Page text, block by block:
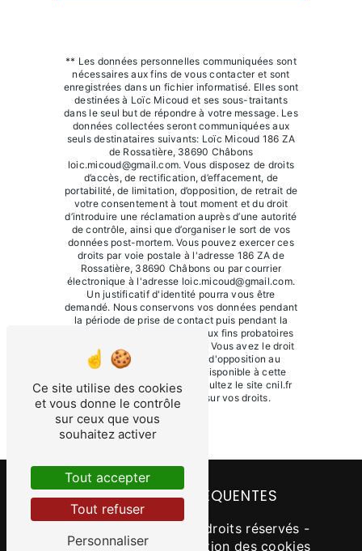
** Les données personnelles communiquées sont
nécessaires aux fins de vous contacter et sont
enregistrées dans un fichier informatisé. Elles sont
destinées à Loïc Micoud et ses sous-traitants
dans le seul but de répondre à votre message. Les
données collectées seront communiquées aux
seuls destinataires suivants: Loïc Micoud 186 ZA
de Rossatière, 38690 Châbons
loic.micoud@gmail.com. Vous disposez de droits
d’accès, de rectification, d’effacement, de
portabilité, de limitation, d’opposition, de retrait de
votre consentement à tout moment et du droit
d’introduire une réclamation auprès d’une autorité
de contrôle, ainsi que d’organiser le sort de vos
données post-mortem. Vous pouvez exercer ces
droits par voie postale à l'adresse 186 ZA de
Rossatière, 38690 Châbons ou par courrier
électronique à l'adresse loic.micoud@gmail.com.
Un justificatif d'identité pourra vous être
demandé. Nous conservons vos données pendant
la période de prise de contact puis pendant la
durée de prescription légale aux fins probatoires
et de gestion des contentieux. Vous avez le droit
de vous inscrire sur la liste d'opposition au
démarchage téléphonique, disponible à cette
adresse: Bloctel.gouv.fr. Consultez le site cnil.fr
pour plus d’informations sur vos droits.
RECHERCHES FRÉQUENTES
- 2026 - Tous droits réservés -
Mentions légales
Gestion des cookies
Ce site utilise des cookies
et vous donne le contrôle
sur ceux que vous
souhaitez activer
Tout accepter
Tout refuser
Personnaliser